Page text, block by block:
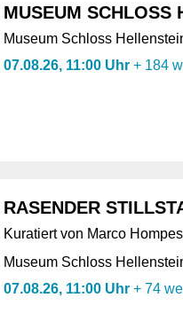
MUSEUM SCHLOSS
Museum Schloss
07.08.26, 11:00 Uhr + 184
RASENDER
Kuratiert von Marco
Museum Schloss
07.08.26, 11:00 Uhr + 74